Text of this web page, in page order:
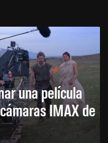
una película
IMAX de